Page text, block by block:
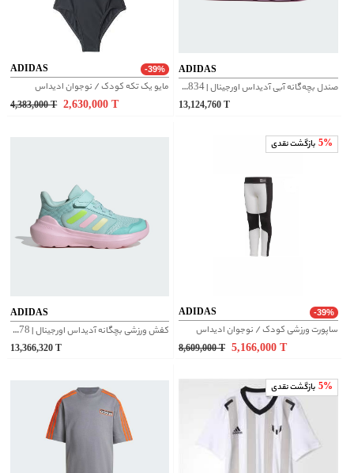
ADIDAS -39%
مایو یک تکه کودک / نوجوان ادیداس
4,383,000 T 2,630,000
ADIDAS
صندل بچه‌گانه آبی آدیداس اورجینال | HP5834
13,124,760
ADIDAS
کفش ورزشی بچگانه آدیداس اورجینال | IH7778
13,366,320
5% بازگشت نقدی
ADIDAS -39%
ساپورت ورزشی کودک / نوجوان ادیداس
8,609,000 T 5,166,000
5% بازگشت نقدی